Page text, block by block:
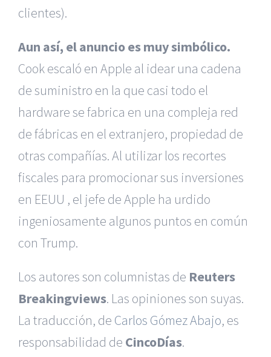
clientes).
Aun así, el anuncio es muy simbólico.
Cook escaló en Apple al idear una cadena
de suministro en la que casi todo el
hardware se fabrica en una compleja red
de fábricas en el extranjero, propiedad de
otras compañías. Al utilizar los recortes
fiscales para promocionar sus inversiones
en EEUU , el jefe de Apple ha urdido
ingeniosamente algunos puntos en común
con Trump.
Los autores son columnistas de Reuters
Breakingviews. Las opiniones son suyas.
La traducción, de Carlos Gómez Abajo, es
responsabilidad de CincoDías.
|Reclamación de Accidentes en Murcia|Reclamación
de Accidentes en Madrid|BGD Abogados Madrid |GM